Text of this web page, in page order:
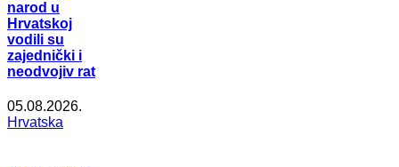
narod u
Hrvatskoj
vodili su
zajednički i
neodvojiv rat
05.08.2026.
Hrvatska